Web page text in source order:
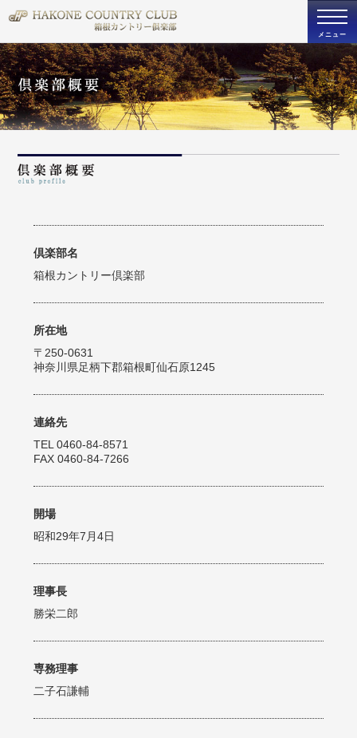
メニュー
倶楽部名
箱根カントリー倶楽部
所在地
〒250-0631
神奈川県足柄下郡箱根町仙石原1245
連絡先
TEL 0460-84-8571
FAX 0460-84-7266
開場
昭和29年7月4日
理事長
勝栄二郎
専務理事
二子石謙輔